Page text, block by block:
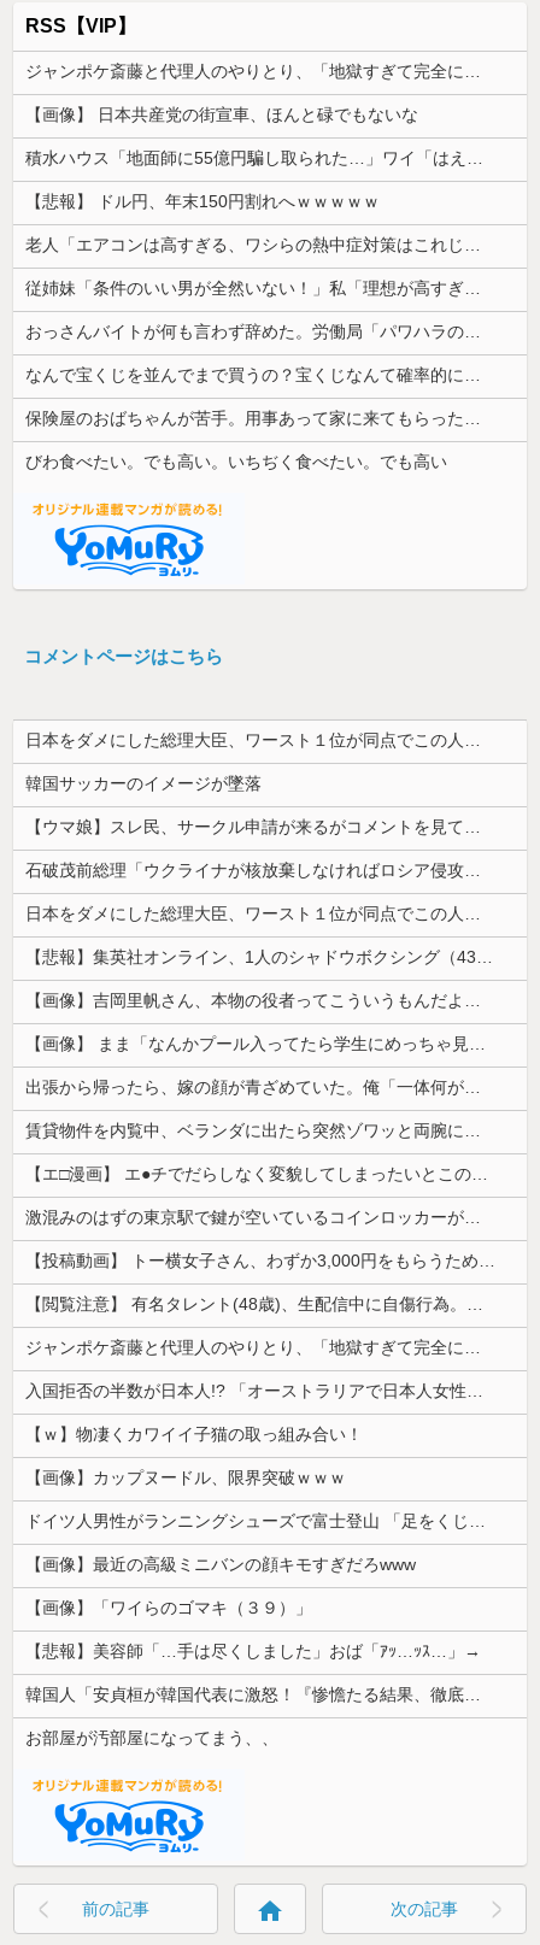
RSS【VIP】
【画像】 日本共産党の街宣車、ほんと碌でもないな
【悲報】 ドル円、年末150円割れへｗｗｗｗｗ
びわ食べたい。でも高い。いちぢく食べたい。でも高い
コメントページはこちら
日本をダメにした総理大臣、ワースト１位が同点でこの人ｗｗｗｗｗｗ
韓国サッカーのイメージが墜落
【ウマ娘】スレ民、サークル申請が来るがコメントを見て思わず拒否してしまう
石破茂前総理「ウクライナが核放棄しなければロシア侵攻しなかった」！
日本をダメにした総理大臣、ワースト１位が同点でこの人ｗｗｗｗｗｗ
【悲報】集英社オンライン、1人のシャドウボクシング（43億注文）によって長期間業務を妨害され続けていた模様・・・
【画像】吉岡里帆さん、本物の役者ってこういうもんだよなと話題に
【画像】 まま「なんかプール入ってたら学生にめっちゃ見られたw」
出張から帰ったら、嫁の顔が青ざめていた。俺「一体何があったんだ？」嫁「…」→子供たちに話を聞くと…
賃貸物件を内覧中、ベランダに出たら突然ゾワッと両腕に鳥肌が出た。「やっぱりこの部屋嫌だ」と思った瞬間、体が前にドンッと突き飛ばされて…
【エ□漫画】 エ●チでだらしなく変貌してしまったいとこのお姉ちゃんにチン○ン搾り取られちゃうショタ君…！
激混みのはずの東京駅で鍵が空いているコインロッカーが散見、「ラッキー」と思って中を確認してみると……
【投稿動画】 トー横女子さん、わずか3,000円をもらうために大人のチ●ポをしゃぶってしまう…
【閲覧注意】 有名タレント(48歳)、生配信中に自傷行為。想像の10倍エグくてファン全員トラウマに…
ジャンポケ斎藤と代理人のやりとり、「地獄すぎて完全にコントになってる……」と衝撃を受ける人が続出中
入国拒否の半数が日本人!? 「オーストラリアで日本人女性が売春」
【ｗ】物凄くカワイイ子猫の取っ組み合い！
【画像】カップヌードル、限界突破ｗｗｗ
ドイツ人男性がランニングシューズで富士登山 「足をくじいて動けない」
【画像】最近の高級ミニバンの顔キモすぎだろwww
【画像】「ワイらのゴマキ（３９）」
【悲報】美容師「…手は尽くしました」おば「ｱｯ…ｯｽ…」→
韓国人「安貞桓が韓国代表に激怒！『惨憺たる結果、徹底的な刷新が必要だ』と監督や協会を痛烈批判」
お部屋が汚部屋になってまう、、
前の記事 home 次の記事